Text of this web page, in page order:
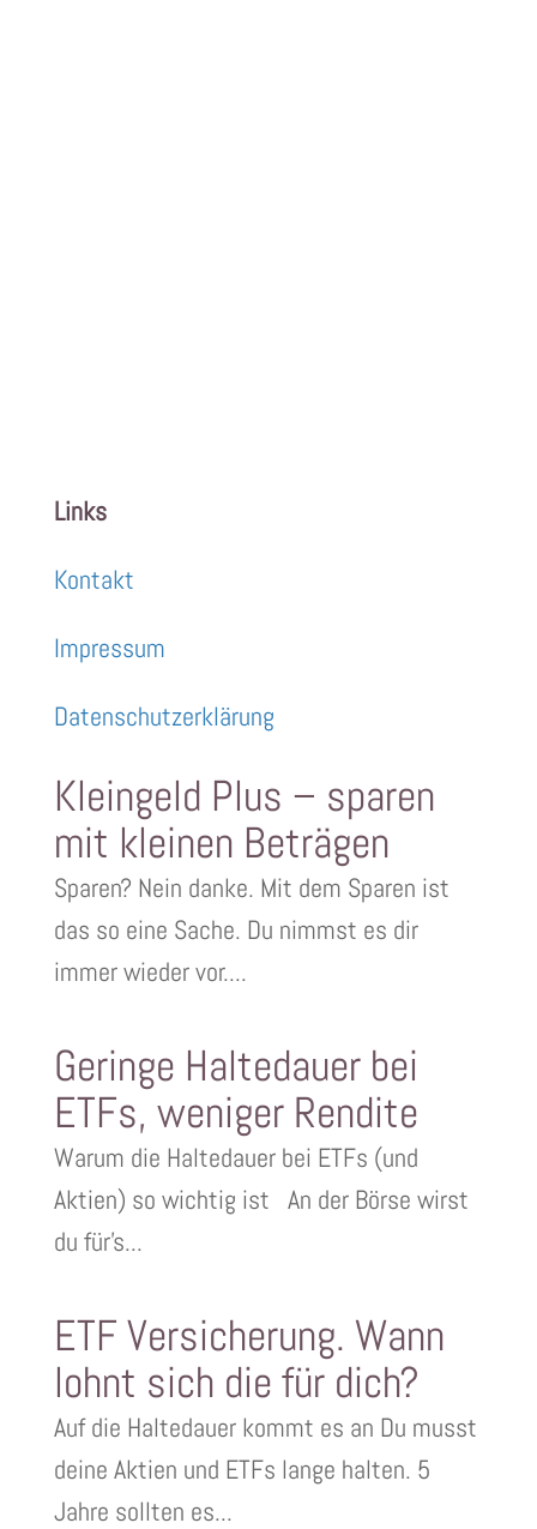
Links
Kontakt
Impressum
Datenschutzerklärung
Kleingeld Plus – sparen
mit kleinen Beträgen
Sparen? Nein danke. Mit dem Sparen ist
das so eine Sache. Du nimmst es dir
immer wieder vor....
Geringe Haltedauer bei
ETFs, weniger Rendite
Warum die Haltedauer bei ETFs (und
Aktien) so wichtig ist An der Börse wirst
du für's...
ETF Versicherung. Wann
lohnt sich die für dich?
Auf die Haltedauer kommt es an Du musst
deine Aktien und ETFs lange halten. 5
Jahre sollten es...